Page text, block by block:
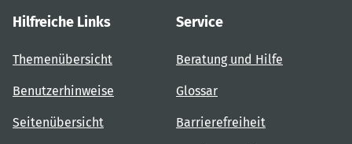
Hilfreiche Links
Themenübersicht
Benutzerhinweise
Seitenübersicht
Service
Beratung und Hilfe
Glossar
Barrierefreiheit